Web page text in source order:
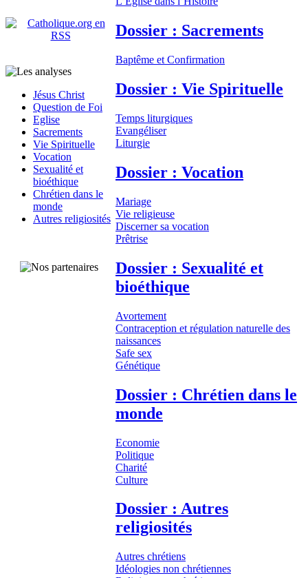
Jésus Christ
Question de Foi
Eglise
Sacrements
Vie Spirituelle
Vocation
Sexualité et
bioéthique
Chrétien dans le
monde
Autres religiosités
Dossier : Sacrements
Baptême et Confirmation
Dossier : Vie Spirituelle
Temps liturgiques
Evangéliser
Liturgie
Dossier : Vocation
Mariage
Vie religieuse
Discerner sa vocation
Prêtrise
Dossier : Sexualité et
bioéthique
Avortement
Contraception et régulation naturelle des
naissances
Safe sex
Génétique
Dossier : Chrétien dans le
monde
Economie
Politique
Charité
Culture
Dossier : Autres
religiosités
Autres chrétiens
Idéologies non chrétiennes